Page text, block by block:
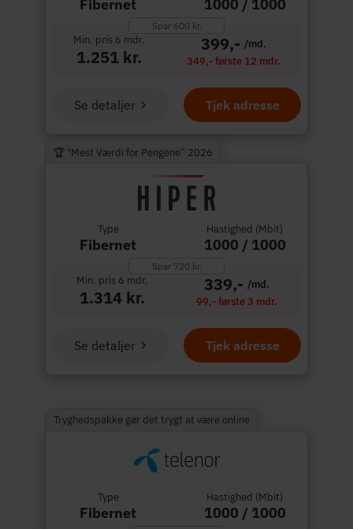
Fibernet 1000 / 1000
Spar 600 kr.
Min. pris 6 mdr.
1.251 kr.
399,- /md.
349,- første 12 mdr.
Tjek adresse
Se detaljer
🏆 "Mest Værdi for Pengene” 2026
Type
Fibernet
Hastighed (Mbit)
1000 / 1000
Spar 720 kr.
Min. pris 6 mdr.
1.314 kr.
339,- /md.
99,- første 3 mdr.
Tjek adresse
Se detaljer
Tryghedspakke gør det trygt at være online
Type
Fibernet
Hastighed (Mbit)
1000 / 1000